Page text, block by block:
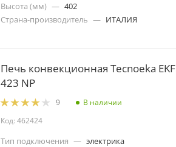
Высота (мм) — 402
Страна-производитель — ИТАЛИЯ
Печь конвекционная Tecnoeka EKF
423 NP
9
В наличии
Код: 462424
Тип подключения — электрика